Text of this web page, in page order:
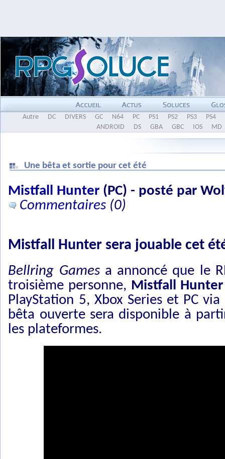
Autre DC DIVERS GC N64 PC PS1 PS2 PS3
PS4
ANDROID
DS GBA GBC IOS MD
Une bêta et sortie pour cet été
Mistfall Hunter (PC) - posté par
Commentaires (0)
Mistfall Hunter sera jouable cet
Bellring Gamesa annoncé que le
troisième personne, Mistfall Hunter
PlayStation 5, Xbox Series et PC
bêta ouverte sera disponible à
les plateformes.